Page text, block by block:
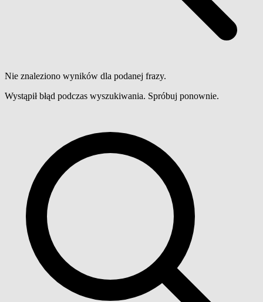
Nie znaleziono wyników dla podanej frazy.
Wystąpił błąd podczas wyszukiwania. Spróbuj ponownie.